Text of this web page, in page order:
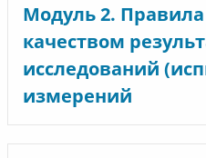
Модуль 2.
качеством
исследований
измерений